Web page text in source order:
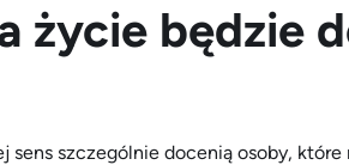
życie będzie
sens szczególnie docenią osoby, które